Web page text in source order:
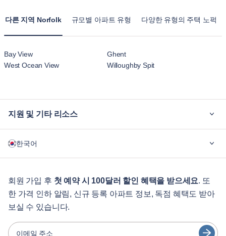
다른 지역 Norfolk 규모별 아파트 유형 다양한 유형의 주택 노퍽
Bay View
Ghent
West Ocean View
Willoughby Spit
지원 및 기타 리소스
기업용
게스트 서비스
도시 가이드
파트너
한국어
English
Português
Español
회원 가입 후 첫 예약 시 100달러 할인 혜택을 받으세요. 또
한 가격 인하 알림, 신규 등록 아파트 정보, 독점 혜택도 받아
보실 수 있습니다.
이메일 주소